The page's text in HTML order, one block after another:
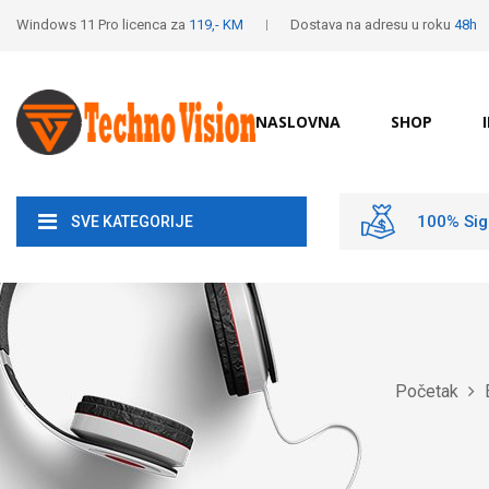
Windows 11 Pro licenca za 119,- KM Dostava na adresu u roku 48h
NASLOVNA SHOP
SVE KATEGORIJE 100%
Početak